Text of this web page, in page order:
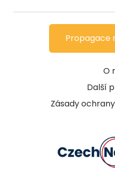
O
Další
Zásady
Propagace